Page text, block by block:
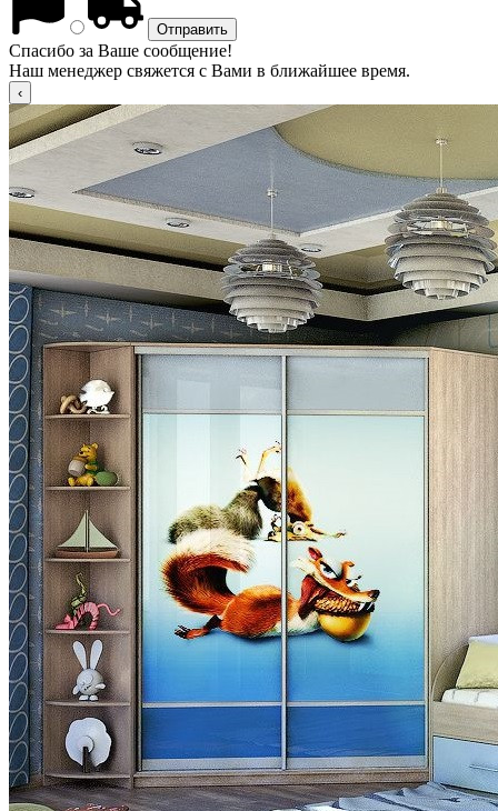
Спасибо за Ваше сообщение!
Наш менеджер свяжется с Вами в ближайшее время.